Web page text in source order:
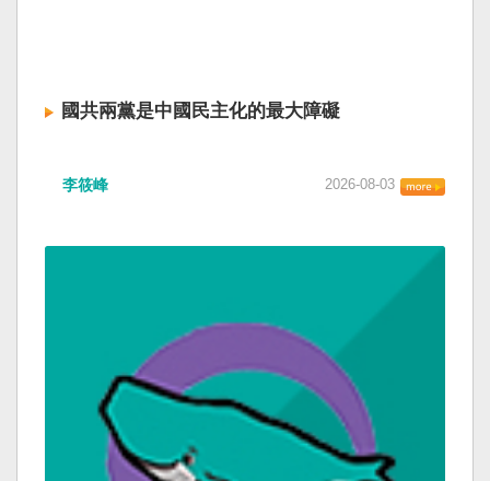
國共兩黨是中國民主化的最大障礙
李筱峰 2026-08-03